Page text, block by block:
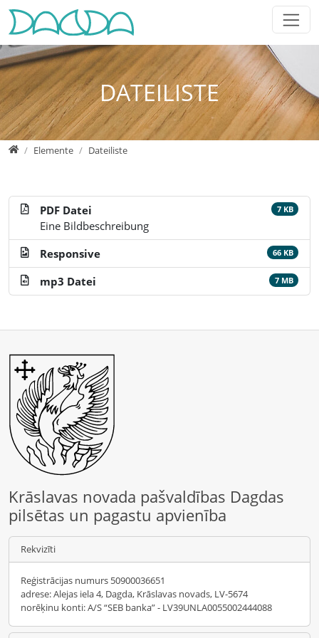
Jump directly to main navigation
Jump directly to content
Jump to sub navigation
DATEILISTE
HomeElemente Dateiliste
PDF Datei
Eine Bildbeschreibung
7 KB
Responsive 66 KB
mp3 Datei 7 MB
Krāslavas novada pašvaldības Dagdas
pilsētas un pagastu apvienība
Rekvizīti
Reģistrācijas numurs 50900036651
adrese: Alejas iela 4, Dagda, Krāslavas novads, LV-5674
norēķinu konti: A/S “SEB banka” - LV39UNLA0055002444088